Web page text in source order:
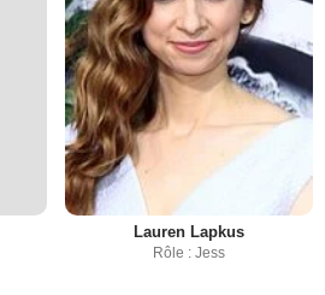
Lauren Lapkus
Rôle : Jess